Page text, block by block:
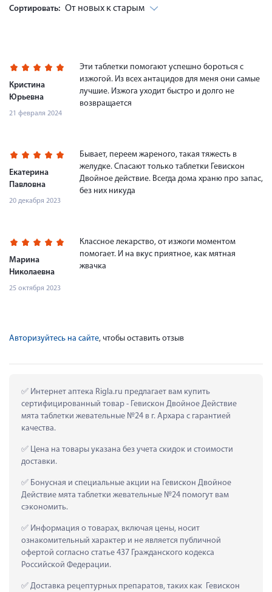
Сортировать: От новых к старым
Кристина
Юрьевна
21 февраля 2024
Эти таблетки помогают успешно бороться с
изжогой. Из всех антацидов для меня они самые
лучшие. Изжога уходит быстро и долго не
возвращается
Екатерина
Павловна
20 декабря 2023
Бывает, переем жареного, такая тяжесть в
желудке. Спасают только таблетки Гевискон
Двойное действие. Всегда дома храню про запас,
без них никуда
Марина
Николаевна
25 октября 2023
Классное лекарство, от изжоги моментом
помогает. И на вкус приятное, как мятная
жвачка
Авторизуйтесь на сайте, чтобы оставить отзыв
Интернет аптека Rigla.ru предлагает вам купить
сертифицированный товар - Гевискон Двойное Действие
мята таблетки жевательные №24 в г. Архара с гарантией
качества.
Цена на товары указана без учета скидок и стоимости
доставки.
Бонусная и специальные акции на Гевискон Двойное
Действие мята таблетки жевательные №24 помогут вам
сэкономить.
Информация о товарах, включая цены, носит
ознакомительный характер и не является публичной
офертой согласно статье 437 Гражданского кодекса
Российской Федерации.
Доставка рецептурных препаратов, таких как  Гевискон